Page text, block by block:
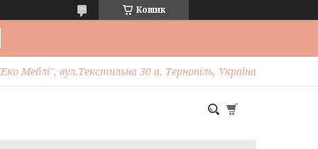
Кошик
Меблі", вул.Текстильна 30 а, Тернопіль, Україна